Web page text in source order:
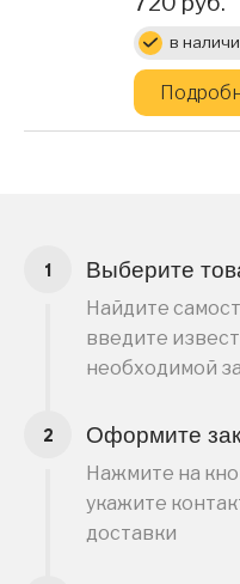
в
Выберите
Найдите
введите
необходимой
Оформите
Нажмите на
укажите
доставки